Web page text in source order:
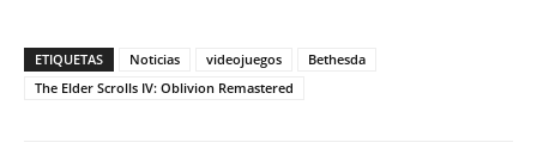
ETIQUETAS Noticias videojuegos
Bethesda
The Elder Scrolls IV: Oblivion Remastered